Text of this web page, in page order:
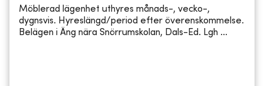
Möblerad lägenhet uthyres månads-, vecko-,
dygnsvis. Hyreslängd/period efter överenskommelse.
Belägen i Äng nära Snörrumskolan, Dals-Ed. Lgh ...